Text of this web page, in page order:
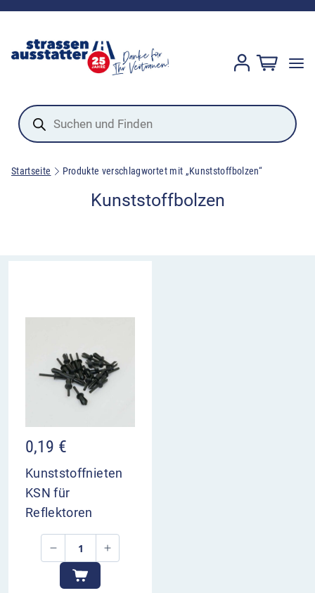
Products
search
Startseite Produkte verschlagwortet mit „Kunststoffbolzen“
Kunststoffbolzen
0,19 €
Kunststoffnieten
KSN für
Reflektoren